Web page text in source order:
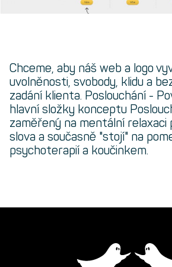
Chceme, aby náš web a logo
uvolněnosti, svobody, klidu a
zadání klienta. Poslouchání -
hlavní složky konceptu
zaměřený na mentální
slova a současně "stojí" na
psychoterapií a koučinkem.